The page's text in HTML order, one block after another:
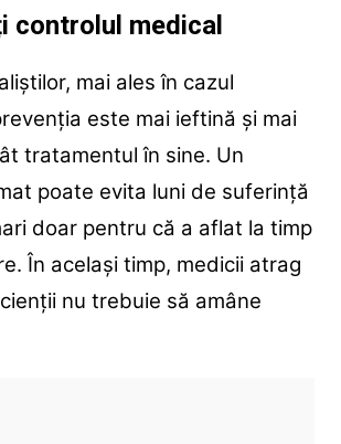
controlul medical
mai ales în cazul
este mai ieftină și mai
tratamentul în sine. Un
poate evita luni de suferință
doar pentru că a aflat la timp
În același timp, medicii atrag
nu trebuie să amâne